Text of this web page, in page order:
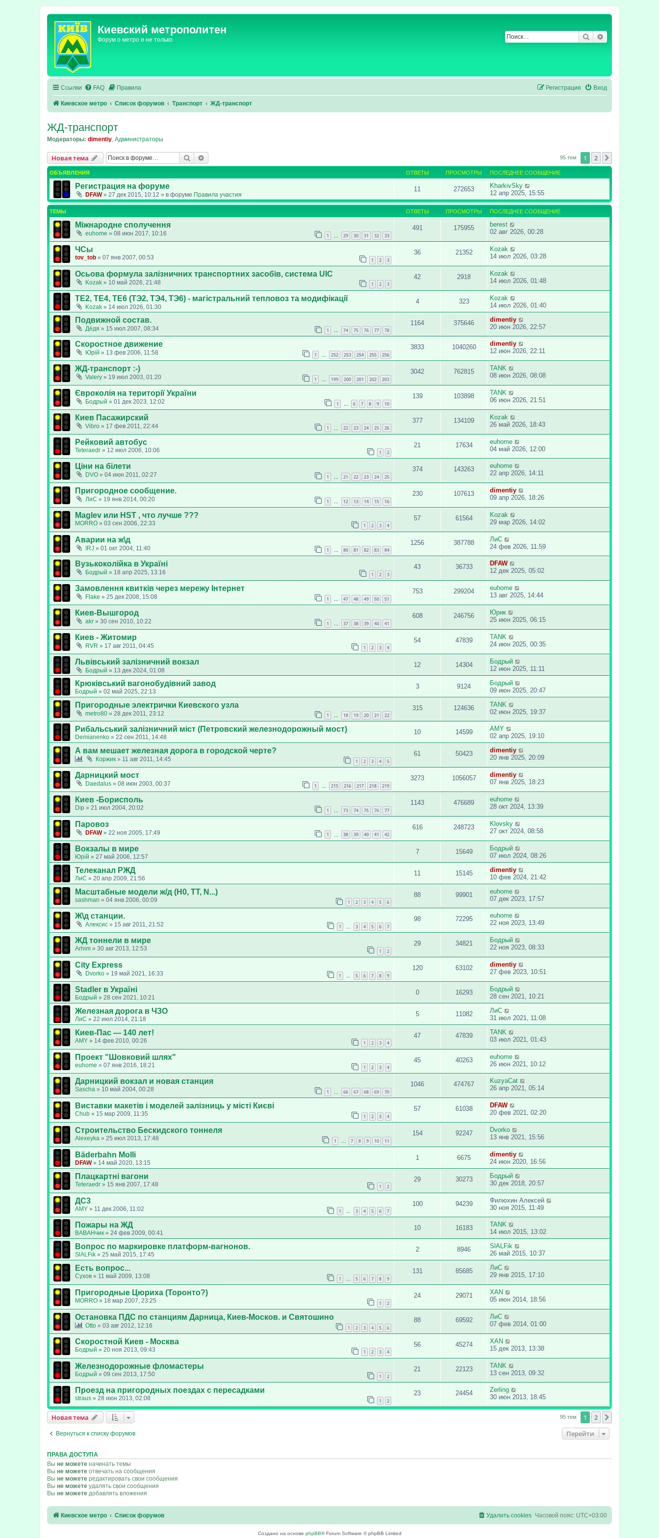
Киевский метрополитен
Форум о метро и не только Поиск
Ссылки FAQ Правила Вход
Регистрация
Киевское метро Список форумов Транспорт ЖД-транспорт
ЖД-транспорт
Модераторы: dimentiy, Администраторы
Новая тема Поиск 95 тем 1 2
ОБЪЯВЛЕНИЯ ОТВЕТЫ ПРОСМОТРЫ ПОСЛЕДНЕЕ СООБЩЕНИЕ
Регистрация на форуме
DFAW» 27 дек 2015, 10:12 » в форуме Правила участия
11 272653
KharkivSky
12 апр 2025, 15:55
ТЕМЫ ОТВЕТЫ ПРОСМОТРЫ ПОСЛЕДНЕЕ СООБЩЕНИЕ
Міжнародне сполучення
euhome » 08 июн 2017, 10:16 1 29 30 31 32 33
491 175955
berest
02 авг 2026, 00:28
ЧСы
tov_tob » 07 янв 2007, 00:53 1 2 3
36 21352
Kozak
14 июл 2026, 03:28
Осьова формула залізничних транспортних засобів, система UIC
Kozak » 10 май 2026, 21:48 1 2 3
42 2918
Kozak
14 июл 2026, 01:48
ТЕ2, ТЕ4, ТЕ6 (ТЭ2, ТЭ4, ТЭ6) - магістральний тепловоз та модифікації
Kozak » 14 июл 2026, 01:30
4 323
Kozak
14 июл 2026, 01:40
Подвижной состав.
Дёдя » 15 июл 2007, 08:34 1 … 74 75 76 77 78
1164 375646
dimentiy
20 июн 2026, 22:57
Скоростное движение
Юрій » 13 фев 2006, 11:58 1 … 252 253 254 255 256
3833 1040260
dimentiy
12 июн 2026, 22:11
ЖД-транспорт :-)
Valery » 19 июл 2003, 01:20 1 199 200 201 202 203
3042 762815
TANK
08 июн 2026, 08:08
Євроколія на території України
Бодрый » 01 дек 2023, 12:02 1 6 7 8 9 10
139 103898
TANK
06 июн 2026, 21:51
Киев Пасажирский
Vibro » 17 фев 2011, 22:44 1 22 23 24 25 26
377 134109
Kozak
26 май 2026, 18:43
Рейковий автобус
Teteraedr » 12 июл 2006, 10:06 1 2
21 17634
euhome
04 май 2026, 12:00
Ціни на білети
DVO » 04 июн 2011, 02:27 1 … 21 22 23 24 25
374 143263
euhome
22 апр 2026, 14:11
Пригородное сообщение.
ЛиС » 19 янв 2014, 00:20 1 12 13 14 15 16
230 107613
dimentiy
09 апр 2026, 18:26
Maglev или HST , что лучше ???
MORRO » 03 сен 2006, 22:33 1 2 3 4
57 61564
Kozak
29 мар 2026, 14:02
Аварии на ж\д
IRJ » 01 окт 2004, 11:40 1 … 80 81 82 83 84
1256 387788
ЛиС
24 фев 2026, 11:59
Вузькоколійка в Україні
Бодрый » 18 апр 2025, 13:16 1 2 3
43 36733
DFAW
12 дек 2025, 05:02
Замовлення квитків через мережу Інтернет
Flake » 25 дек 2008, 15:08 1 … 47 48 49 50 51
753 299204
euhome
13 авг 2025, 14:44
Киев-Вышгород
akr » 30 сен 2010, 10:22 1 37 38 39 40 41
608 246756
Юрик
25 июн 2025, 06:15
Киев - Житомир
RVR » 17 авг 2011, 04:45 1 2 3 4
54 47839
TANK
24 июн 2025, 00:35
Львівський залізничний вокзал
Бодрый » 13 дек 2024, 01:08
12 14304
Бодрый
12 июн 2025, 11:11
Крюківський вагонобудівний завод
Бодрый » 02 май 2025, 22:13
3 9124
Бодрый
09 июн 2025, 20:47
Пригородные электрички Киевского узла
metro80 » 28 дек 2011, 23:12 1 … 18 19 20 21 22
315 124636
TANK
02 июн 2025, 19:37
Рибальський залізничний міст (Петровский железнодорожный мост)
Demianenko » 22 сен 2011, 14:48
10 14599
AMY
02 апр 2025, 19:10
А вам мешает железная дорога в городской черте?
Коржик » 11 авг 2011, 14:45 1 2 3 4 5
61 50423
dimentiy
20 янв 2025, 20:09
Дарницкий мост
Daedalus » 08 июн 2003, 00:37 1 … 215 216 217 218 219
3273 1056057
dimentiy
07 янв 2025, 18:23
Киев -Борисполь
Dip » 21 июл 2004, 20:02 1 73 74 75 76 77
1143 476689
euhome
28 окт 2024, 13:39
Паровоз
DFAW» 22 ноя 2005, 17:49 1 38 39 40 41 42
616 248723
Klovsky
27 окт 2024, 08:58
Вокзалы в мире
Юрій » 27 май 2006, 12:57
7 15649
Бодрый
07 июл 2024, 08:26
Телеканал РЖД
ЛиС » 20 апр 2009, 21:56
11 15145
dimentiy
10 фев 2024, 21:42
Масштабные модели ж/д (H0, TT, N...)
sashman » 04 янв 2006, 00:09 1 2 3 4 5 6
88 99901
euhome
07 дек 2023, 17:57
Ж\д станции.
Алексис » 15 авг 2011, 21:52 1 … 3 4 5 6 7
98 72295
euhome
22 ноя 2023, 13:49
ЖД тоннели в мире
Arhim » 30 авг 2013, 12:53 1 2
29 34821
Бодрый
22 ноя 2023, 08:33
City Express
Dvorko » 19 май 2021, 16:33 1 5 6 7 8 9
120 63102
dimentiy
27 фев 2023, 10:51
Stadler в Україні
Бодрый » 28 сен 2021, 10:21
0 16293
Бодрый
28 сен 2021, 10:21
Железная дорога в ЧЗО
ЛиС » 22 июл 2014, 21:18
5 11082
ЛиС
31 июл 2021, 11:08
Киев-Пас — 140 лет!
AMY » 14 фев 2010, 00:26 1 2 3 4
47 47839
TANK
03 июл 2021, 01:43
Проект "Шовковий шлях"
euhome » 07 янв 2016, 18:21 1 2 3 4
45 40263
euhome
26 июн 2021, 10:12
Дарницкий вокзал и новая станция
Sascha » 10 май 2004, 00:28 1 … 66 67 68 69 70
1046 474767
KuzyaCat
26 апр 2021, 05:14
Виставки макетів і моделей залізниць у місті Києві
Chub » 15 мар 2009, 11:35 1 2 3 4
57 61038
DFAW
20 фев 2021, 02:20
Строительство Бескидского тоннеля
Alexeyka » 25 июл 2013, 17:48 1 7 8 9 10 11
154 92247
Dvorko
13 янв 2021, 15:56
Bäderbahn Molli
DFAW» 14 май 2020, 13:15
1 6675
dimentiy
24 июн 2020, 16:56
Плацкартні вагони
Teteraedr » 15 янв 2007, 17:48 1 2
29 30273
Бодрый
30 дек 2018, 20:57
ДС3
AMY » 11 дек 2006, 11:02 1 … 3 4 5 6 7
100 94239
Филюхин Алексей
30 ноя 2015, 11:49
Пожары на ЖД
ВАВАНчик » 24 фев 2009, 00:41
10 16183
TANK
14 июл 2015, 13:02
Вопрос по маркировке платформ-вагнонов.
SlALFik » 25 май 2015, 17:45
2 8946
SlALFik
26 май 2015, 10:37
Есть вопрос...
Сухов » 11 май 2009, 13:08 1 … 5 6 7 8 9
131 85685
ЛиС
29 янв 2015, 17:10
Пригородные Цюриха (Торонто?)
MORRO » 18 мар 2007, 23:25 1 2
24 29071
XAN
05 июн 2014, 18:56
Остановка ПДС по станциям Дарница, Киев-Москов. и Святошино
Otto » 03 авг 2012, 12:16 1 2 3 4 5 6
88 69592
ЛиС
07 фев 2014, 01:00
Скоростной Киев - Москва
Бодрый » 20 ноя 2013, 09:43 1 2 3 4
56 45274
XAN
15 дек 2013, 13:38
Железнодорожные фломастеры
Бодрый » 09 сен 2013, 17:50 1 2
21 22123
TANK
13 сен 2013, 09:32
Проезд на пригородных поездах с пересадками
straus » 28 июн 2013, 02:08 1 2
23 24454
Zerling
30 июн 2013, 18:45
Новая тема 95 тем 1 2
Вернуться к списку форумов Перейти
ПРАВА ДОСТУПА
Вы не можете начинать темы
Вы не можете отвечать на сообщения
Вы не можете редактировать свои сообщения
Вы не можете удалять свои сообщения
Вы не можете добавлять вложения
Киевское метро Список форумов Часовой пояс: UTC+03:00
Удалить cookies
Создано на основе phpBB® Forum Software © phpBB Limited